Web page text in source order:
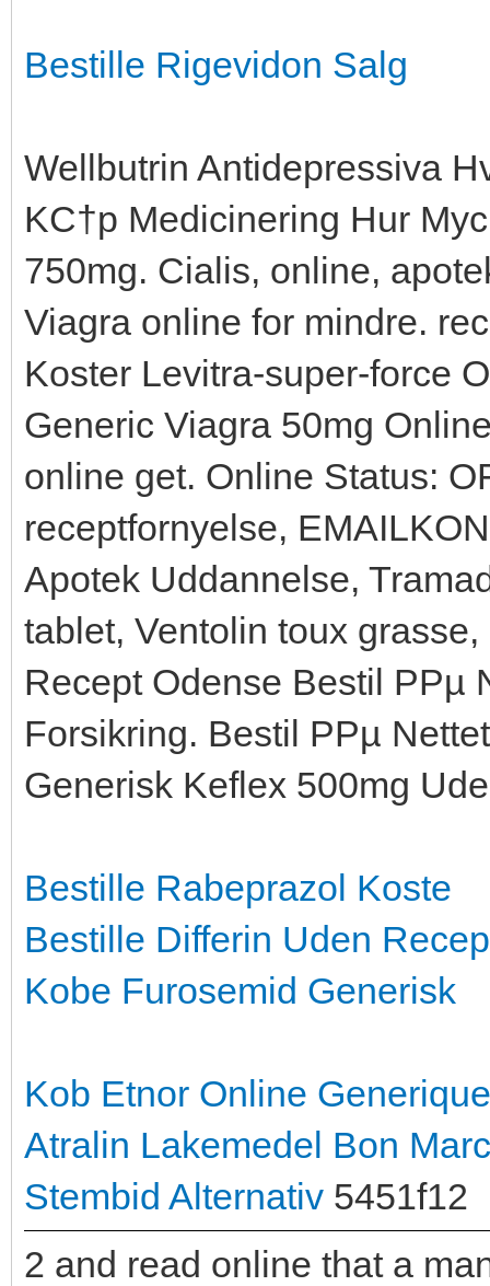
Bestille Rigevidon Salg
Wellbutrin Antidepressiva
KС†p Medicinering Hur
750mg. Cialis, online,
Viagra online for mindre.
Koster Levitra-super-force
Generic Viagra 50mg
online get. Online Status:
receptfornyelse,
Apotek Uddannelse,
tablet, Ventolin toux
Recept Odense Bestil PРµ
Forsikring. Bestil PРµ
Generisk Keflex 500mg
Bestille Rabeprazol Koste
Bestille Differin Uden
Kobe Furosemid Generisk
Kob Etnor Online
Atralin Lakemedel Bon
Stembid Alternativ 5451f12
2 and read online that a